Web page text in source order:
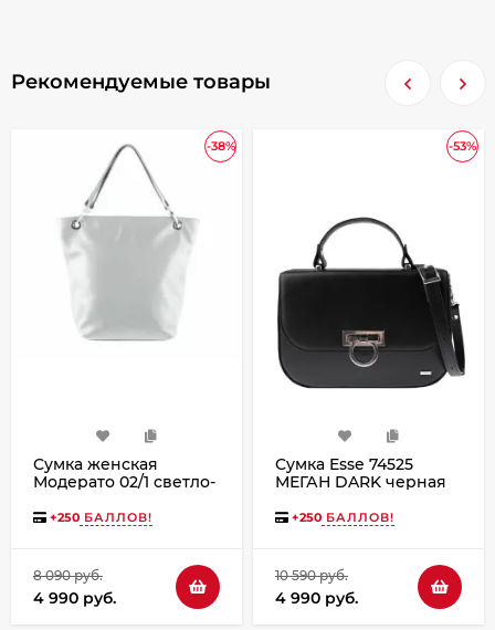
Рекомендуемые товары
-38%
Сумка женская
Модерато 02/1 светло-
+250 БАЛЛОВ!
8 090 руб.
4 990 руб.
-53%
Сумка Esse 74525
МЕГАН DARK черная
+250 БАЛЛОВ!
10 590 руб.
4 990 руб.